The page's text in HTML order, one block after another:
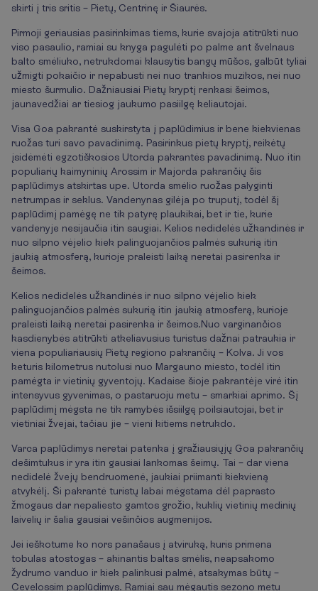
skirti į tris sritis – Pietų, Centrinę ir Šiaurės.
Pirmoji geriausias pasirinkimas tiems, kurie svajoja atitrūkti nuo
viso pasaulio, ramiai su knyga pagulėti po palme ant švelnaus
balto smėliuko, netrukdomai klausytis bangų mūšos, galbūt tyliai
užmigti pokaičio ir nepabusti nei nuo trankios muzikos, nei nuo
miesto šurmulio. Dažniausiai Pietų kryptį renkasi šeimos,
jaunavedžiai ar tiesiog jaukumo pasiilgę keliautojai.
Visa Goa pakrantė suskirstyta į paplūdimius ir bene kiekvienas
ruožas turi savo pavadinimą. Pasirinkus pietų kryptį, reikėtų
įsidėmėti egzotiškosios Utorda pakrantės pavadinimą. Nuo itin
populiarių kaimyninių Arossim ir Majorda pakrančių šis
paplūdimys atskirtas upe. Utorda smėlio ruožas palyginti
netrumpas ir seklus. Vandenynas gilėja po truputį, todėl šį
paplūdimį pamėgę ne tik patyrę plaukikai, bet ir tie, kurie
vandenyje nesijaučia itin saugiai. Kelios nedidelės užkandinės ir
nuo silpno vėjelio kiek palinguojančios palmės sukurią itin
jaukią atmosferą, kurioje praleisti laiką neretai pasirenka ir
šeimos.
Kelios nedidelės užkandinės ir nuo silpno vėjelio kiek
palinguojančios palmės sukurią itin jaukią atmosferą, kurioje
praleisti laiką neretai pasirenka ir šeimos.Nuo varginančios
kasdienybės atitrūkti atkeliavusius turistus dažnai patraukia ir
viena populiariausių Pietų regiono pakrančių – Kolva. Ji vos
keturis kilometrus nutolusi nuo Margauno miesto, todėl itin
pamėgta ir vietinių gyventojų. Kadaise šioje pakrantėje virė itin
intensyvus gyvenimas, o pastaruoju metu – smarkiai aprimo. Šį
paplūdimį mėgsta ne tik ramybės išsiilgę poilsiautojai, bet ir
vietiniai žvejai, tačiau jie – vieni kitiems netrukdo.
Varca paplūdimys neretai patenka į gražiausiųjų Goa pakrančių
dešimtukus ir yra itin gausiai lankomas šeimų. Tai – dar viena
nedidelė žvejų bendruomenė, jaukiai priimanti kiekvieną
atvykėlį. Ši pakrantė turistų labai mėgstama dėl paprasto
žmogaus dar nepaliesto gamtos grožio, kuklių vietinių medinių
laivelių ir šalia gausiai vešinčios augmenijos.
Jei ieškotume ko nors panašaus į atviruką, kuris primena
tobulas atostogas – akinantis baltas smėlis, neapsakomo
žydrumo vanduo ir kiek palinkusi palmė, atsakymas būtų –
Cevelossim paplūdimys. Ramiai sau mėgautis sezono metu